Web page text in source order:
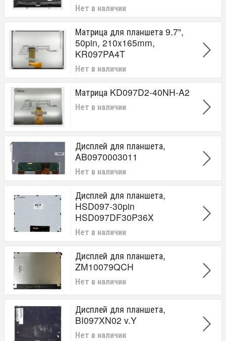
Нет в наличии
Матрица для планшета 9.7",
50pin, 210x165mm,
KR097PA4T
Нет в наличии
Матрица KD097D2-40NH-A2
Нет в наличии
Дисплей для планшета,
AB0970003011
Нет в наличии
Дисплей для планшета,
HSD097-30pin
HSD097DF30P36X
Нет в наличии
Дисплей для планшета,
ZM10079QCH
Нет в наличии
Дисплей для планшета,
BI097XN02 v.Y
Нет в наличии